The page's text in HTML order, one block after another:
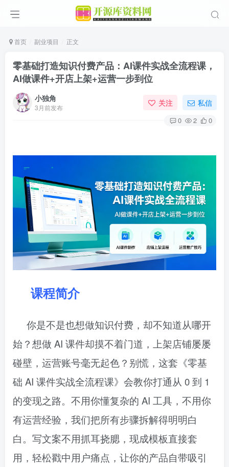
首页 副业项目 正文
零基础打造知识付费产品：AI课件实战全流程课，
AI做课件+开店上架+运营一步到位
小独角
3月前发布 关注 私信
0 2 0
课程简介
你是不是也想做知识付费，却不知道从哪开
始？想做 AI 课件却摸不着门道，上架店铺屡屡
碰壁，运营账号毫无起色？别慌，这套《零基
础 AI 课件实战全流程课》会教你打通从 0 到 1
的变现之路。不用你懂复杂的 AI 工具，不用你
有运营经验，我们把所有步骤拆解得明明白
白。写文案不用抓耳挠腮，现成模板直接套
用，轻松戳中用户痛点，让你的产品自带吸引